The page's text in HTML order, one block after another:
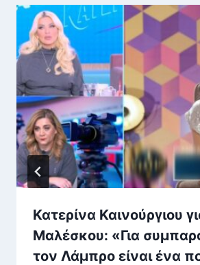
Κατερίνα Καινούργιου
Μαλέσκου: «Για
τον Λάμπρο είναι ένα